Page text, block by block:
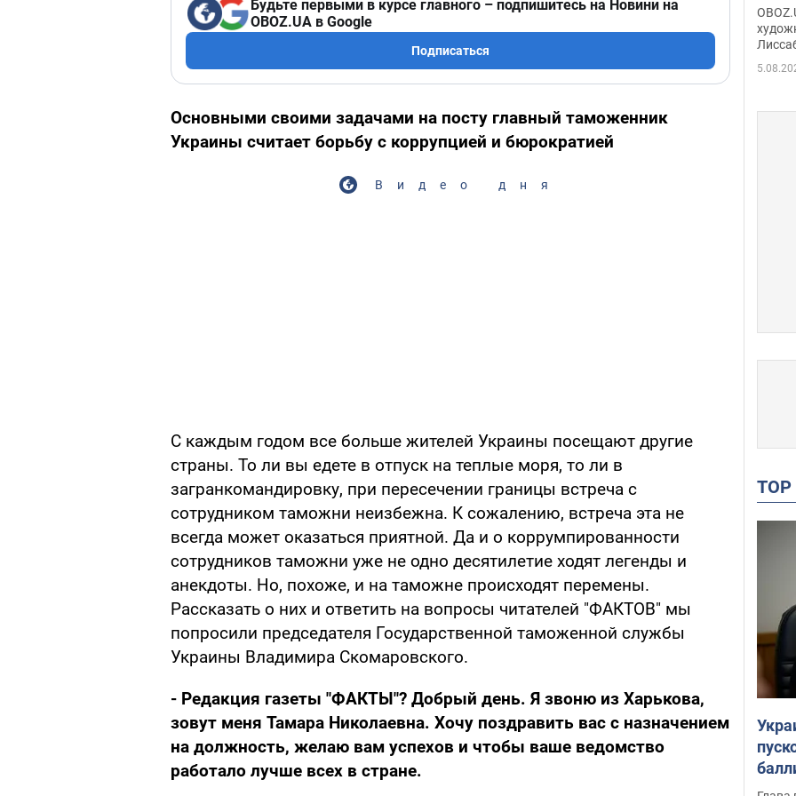
Будьте первыми в курсе главного – подпишитесь на Новини на
OBOZ.UA в Google
Подписаться
Основными своими задачами на посту главный таможенник
Украины считает борьбу с коррупцией и бюрократией
Видео дня
С каждым годом все больше жителей Украины посещают другие
страны. То ли вы едете в отпуск на теплые моря, то ли в
загранкомандировку, при пересечении границы встреча с
сотрудником таможни неизбежна. К сожалению, встреча эта не
всегда может оказаться приятной. Да и о коррумпированности
сотрудников таможни уже не одно десятилетие ходят легенды и
анекдоты. Но, похоже, и на таможне происходят перемены.
Рассказать о них и ответить на вопросы читателей "ФАКТОВ" мы
попросили председателя Государственной таможенной службы
Украины Владимира Скомаровского.
- Редакция газеты "ФАКТЫ"? Добрый день. Я звоню из Харькова,
зовут меня Тамара Николаевна. Хочу поздравить вас с назначением
на должность, желаю вам успехов и чтобы ваше ведомство
работало лучше всех в стране.
сына